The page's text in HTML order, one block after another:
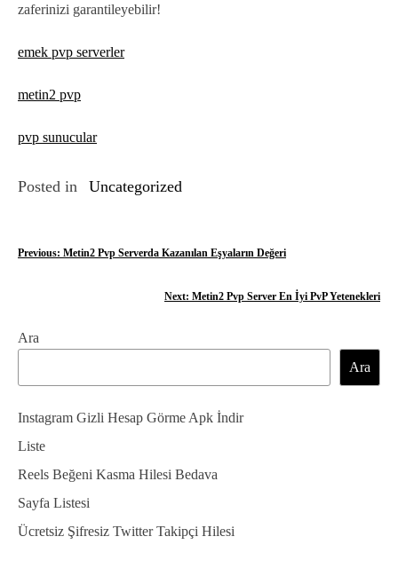
zaferinizi garantileyebilir!
emek pvp serverler
metin2 pvp
pvp sunucular
Posted in Uncategorized
Y
ı
g
e
z
i
n
Previous: Metin2 Pvp Serverda Kazanılan Eşyaların Değeri
Next: Metin2 Pvp Server En İyi PvP Yetenekleri
Ara
Ara
Instagram Gizli Hesap Görme Apk İndir
Liste
Reels Beğeni Kasma Hilesi Bedava
Sayfa Listesi
Ücretsiz Şifresiz Twitter Takipçi Hilesi